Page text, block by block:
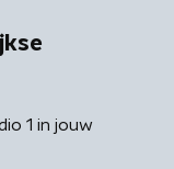
1 in jouw